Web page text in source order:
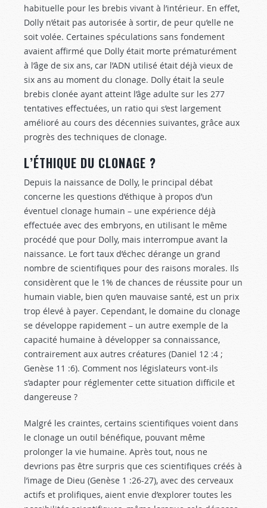
habituelle pour les brebis vivant à l’intérieur. En effet,
Dolly n’était pas autorisée à sortir, de peur qu’elle ne
soit volée. Certaines spéculations sans fondement
avaient affirmé que Dolly était morte prématurément
à l’âge de six ans, car l’ADN utilisé était déjà vieux de
six ans au moment du clonage. Dolly était la seule
brebis clonée ayant atteint l’âge adulte sur les 277
tentatives effectuées, un ratio qui s’est largement
amélioré au cours des décennies suivantes, grâce aux
progrès des techniques de clonage.
L’ÉTHIQUE DU CLONAGE ?
Depuis la naissance de Dolly, le principal débat
concerne les questions d’éthique à propos d’un
éventuel clonage humain – une expérience déjà
effectuée avec des embryons, en utilisant le même
procédé que pour Dolly, mais interrompue avant la
naissance. Le fort taux d’échec dérange un grand
nombre de scientifiques pour des raisons morales. Ils
considèrent que le 1% de chances de réussite pour un
humain viable, bien qu’en mauvaise santé, est un prix
trop élevé à payer. Cependant, le domaine du clonage
se développe rapidement – un autre exemple de la
capacité humaine à développer sa connaissance,
contrairement aux autres créatures (Daniel 12 :4 ;
Genèse 11 :6). Comment nos législateurs vont-ils
s’adapter pour réglementer cette situation difficile et
dangereuse ?
Malgré les craintes, certains scientifiques voient dans
le clonage un outil bénéfique, pouvant même
prolonger la vie humaine. Après tout, nous ne
devrions pas être surpris que ces scientifiques créés à
l’image de Dieu (Genèse 1 :26-27), avec des cerveaux
actifs et prolifiques, aient envie d’explorer toutes les